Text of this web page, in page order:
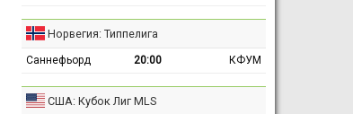
Норвегия: Типпелига
Саннефьорд 20:00 КФУМ
США: Кубок Лиг MLS